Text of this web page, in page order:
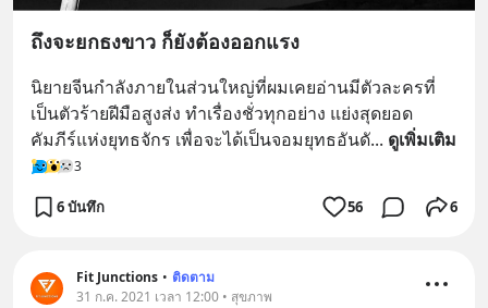
ถึงจะยกธงขาว ก็ยังต้องออกแรง
นิยายจีนกำลังภายในส่วนใหญ่ที่ผมเคยอ่านมีตัวละครที่
เป็นตัวร้ายฝีมือสูงส่ง ทำเรื่องชั่วทุกอย่าง แย่งสุดยอด
คัมภีร์แห่งยุทธจักร เพื่อจะได้เป็นจอมยุทธอันดั... ดูเพิ่มเติม
3
6 บันทึก 56 6
Fit Junctions • ติดตาม
31 ก.ค. 2021 เวลา 12:00 • สุขภาพ